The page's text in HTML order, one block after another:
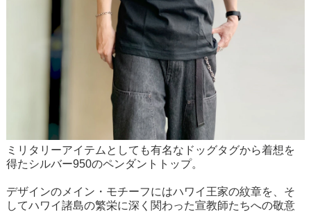
ミリタリーアイテムとしても有名なドッグタグから着想を
得たシルバー950のペンダントトップ。
デザインのメイン・モチーフにはハワイ王家の紋章を、そ
してハワイ諸島の繁栄に深く関わった宣教師たちへの敬意